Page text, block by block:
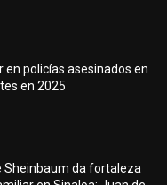
en policías asesinados en
en 2025
Sheinbaum da fortaleza